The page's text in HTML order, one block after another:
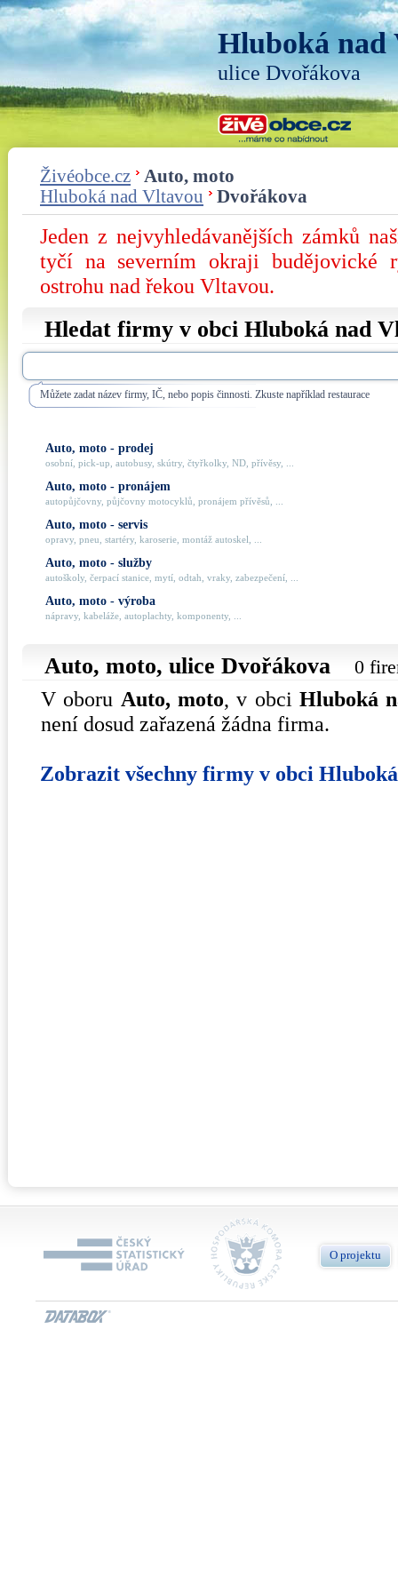
Hluboká nad
ulice Dvořákova
Živéobce.cz
Auto, moto
Hluboká nad Vltavou
Dvořákova
Jeden z nejvyhledávanějších zámků
tyčí na severním okraji budějovické
ostrohu nad řekou Vltavou.
Hledat firmy v obci Hluboká nad
Můžete zadat název firmy, IČ, nebo popis činnosti. Zkuste například restaurace
Auto, moto - prodej
osobní, pick-up, autobusy, skútry, čtyřkolky, ND, přívěsy, ...
Auto, moto - pronájem
autopůjčovny, půjčovny motocyklů, pronájem přívěsů, ...
Auto, moto - servis
opravy, pneu, startéry, karoserie, montáž autoskel, ...
Auto, moto - služby
autoškoly, čerpací stanice, mytí, odtah, vraky, zabezpečení, ...
Auto, moto - výroba
nápravy, kabeláže, autoplachty, komponenty, ...
Auto, moto, ulice Dvořákova 0
V oboru Auto, moto, v obci Hluboká
není dosud zařazená žádna firma.
Zobrazit všechny firmy v obci
O projektu